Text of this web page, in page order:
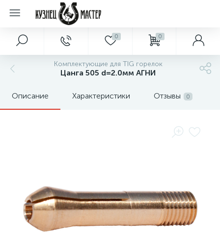
0 0
Комплектующие для TIG горелок
Цанга 505 d=2.0мм АГНИ
Описание Характеристики Отзывы 0